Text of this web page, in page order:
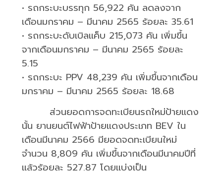
• รถกระบะบรรทุก 56,922 คัน ลดลงจาก
เดือนมกราคม – มีนาคม 2565 ร้อยละ 35.61
• รถกระบะดับเบิลแค็บ 215,073 คัน เพิ่มขึ้น
จากเดือนมกราคม – มีนาคม 2565 ร้อยละ
5.15
• รถกระบะ PPV 48,239 คัน เพิ่มขึ้นจากเดือน
มกราคม – มีนาคม 2565 ร้อยละ 18.68
ส่วนยอดการจดทะเบียนรถใหม่ป้ายแดง
นั้น ยานยนต์ไฟฟ้าป้ายแดงประเภท BEV ใน
เดือนมีนาคม 2566 มียอดจดทะเบียนใหม่
จำนวน 8,809 คัน เพิ่มขึ้นจากเดือนมีนาคมปีที่
แล้วร้อยละ 527.87 โดยแบ่งเป็น